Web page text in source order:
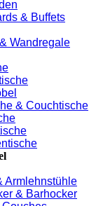
& Buffets
Wandregale
& Couchtische
Armlehnstühle
& Barhocker